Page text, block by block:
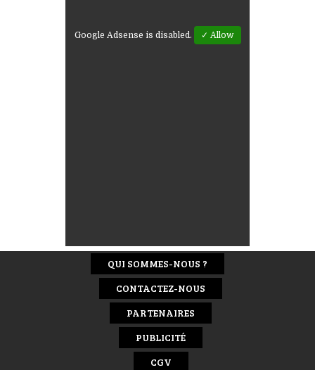
Google Adsense is disabled. ✓ Allow
QUI SOMMES-NOUS ?
CONTACTEZ-NOUS
PARTENAIRES
PUBLICITÉ
CGV